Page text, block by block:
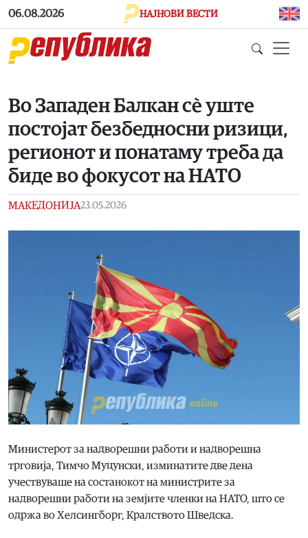
Skip to main content
06.08.2026 НАЈНОВИ ВЕСТИ
Во Западен Балкан сè уште
постојат безбедносни ризици,
регионот и понатаму треба да
биде во фокусот на НАТО
МАКЕДОНИЈА23.05.2026
Министерот за надворешни работи и надворешна
трговија, Тимчо Муцунски, изминатите две дена
учествуваше на состанокот на министрите за
надворешни работи на земјите членки на НАТО, што се
одржа во Хелсингборг, Кралството Шведска.